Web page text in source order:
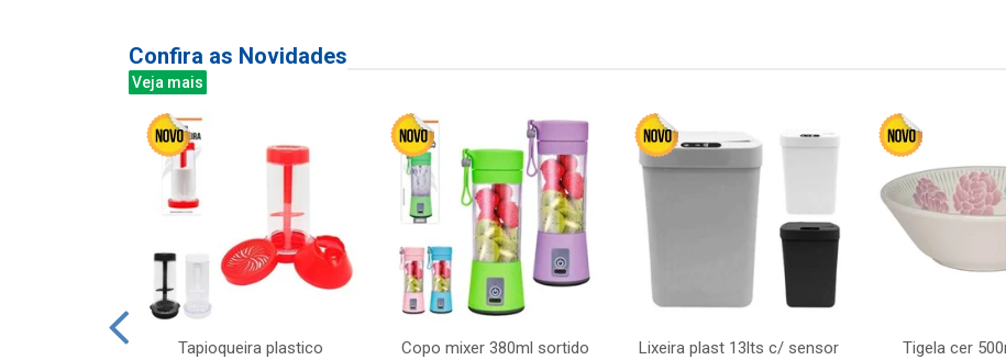
Confira as Novidades
Veja mais
Tapioqueira plastico
Copo mixer 380ml sortido
Lixeira plast 13lts c/ sensor
Tigela cer